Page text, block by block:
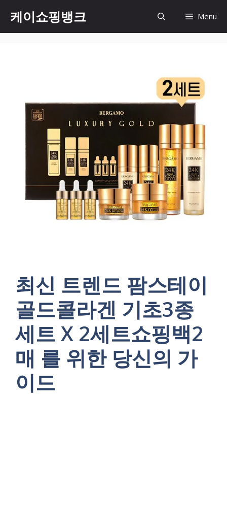
content
케이쇼핑뱅크 Menu
최신 트렌드 팜스테이
골드콜라겐 기초3종
세트 X 2세트쇼핑백2
매 를 위한 당신의 가
이드